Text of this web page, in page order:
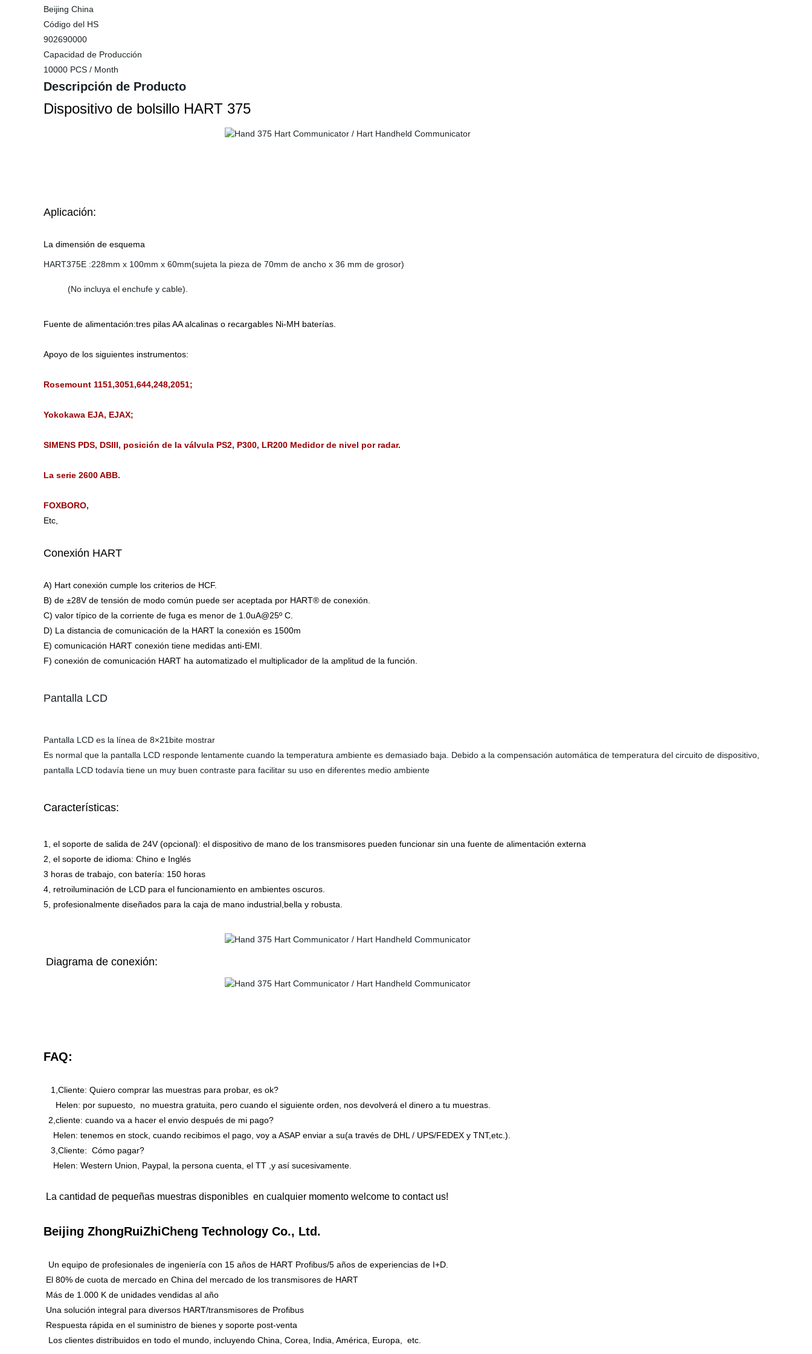
Beijing China
Código del HS
902690000
Capacidad de Producción
10000 PCS / Month
Descripción de Producto
Dispositivo de bolsillo HART 375
Aplicación:
La dimensión de esquema
HART375E :228mm x 100mm x 60mm(sujeta la pieza de 70mm de ancho x 36 mm de grosor)
(No incluya el enchufe y cable).
Fuente de alimentación:tres pilas AA alcalinas o recargables Ni-MH baterías.
Apoyo de los siguientes instrumentos:
Rosemount 1151,3051,644,248,2051;
Yokokawa EJA, EJAX;
SIMENS PDS, DSIII, posición de la válvula PS2, P300, LR200 Medidor de nivel por radar.
La serie 2600 ABB.
FOXBORO,
Etc,
Conexión HART
A) Hart conexión cumple los criterios de HCF.
B) de ±28V de tensión de modo común puede ser aceptada por HART® de conexión.
C) valor típico de la corriente de fuga es menor de 1.0uA@25º C.
D) La distancia de comunicación de la HART la conexión es 1500m
E) comunicación HART conexión tiene medidas anti-EMI.
F) conexión de comunicación HART ha automatizado el multiplicador de la amplitud de la función.
Pantalla LCD
Pantalla LCD es la línea de 8×21bite mostrar
Es normal que la pantalla LCD responde lentamente cuando la temperatura ambiente es demasiado baja. Debido a la compensación automática de temperatura del circuito de dispositivo,
pantalla LCD todavía tiene un muy buen contraste para facilitar su uso en diferentes medio ambiente
Características:
1, el soporte de salida de 24V (opcional): el dispositivo de mano de los transmisores pueden funcionar sin una fuente de alimentación externa
2, el soporte de idioma: Chino e Inglés
3 horas de trabajo, con batería: 150 horas
4, retroiluminación de LCD para el funcionamiento en ambientes oscuros.
5, profesionalmente diseñados para la caja de mano industrial,bella y robusta.
Diagrama de conexión:
FAQ:
1,Cliente: Quiero comprar las muestras para probar, es ok?
Helen: por supuesto, no muestra gratuita, pero cuando el siguiente orden, nos devolverá el dinero a tu muestras.
2,cliente: cuando va a hacer el envio después de mi pago?
Helen: tenemos en stock, cuando recibimos el pago, voy a ASAP enviar a su(a través de DHL / UPS/FEDEX y TNT,etc.).
3,Cliente: Cómo pagar?
Helen: Western Union, Paypal, la persona cuenta, el TT ,y así sucesivamente.
La cantidad de pequeñas muestras disponibles en cualquier momento welcome to contact us!
Beijing ZhongRuiZhiCheng Technology Co., Ltd.
Un equipo de profesionales de ingeniería con 15 años de HART Profibus/5 años de experiencias de I+D.
El 80% de cuota de mercado en China del mercado de los transmisores de HART
Más de 1.000 K de unidades vendidas al año
Una solución integral para diversos HART/transmisores de Profibus
Respuesta rápida en el suministro de bienes y soporte post-venta
Los clientes distribuidos en todo el mundo, incluyendo China, Corea, India, América, Europa, etc.